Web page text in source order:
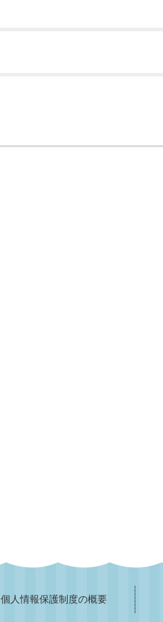
個人情報保護制度の概要